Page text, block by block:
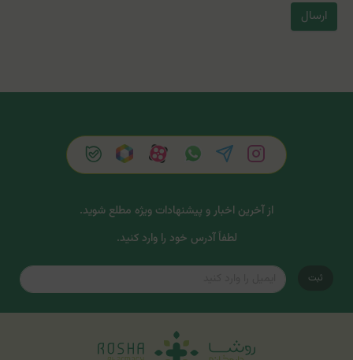
ارسال
از آخرین اخبار و پیشنهادات ویژه مطلع شوید.
لطفاً آدرس خود را وارد کنید.
ثبت